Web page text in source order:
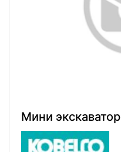
Мини экскаватор